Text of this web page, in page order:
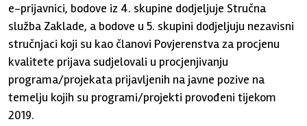
e-prijavnici, bodove iz 4. skupine dodjeljuje Stručna
služba Zaklade, a bodove u 5. skupini dodjeljuju nezavisni
stručnjaci koji su kao članovi Povjerenstva za procjenu
kvalitete prijava sudjelovali u procjenjivanju
programa/projekata prijavljenih na javne pozive na
temelju kojih su programi/projekti provođeni tijekom
2019.